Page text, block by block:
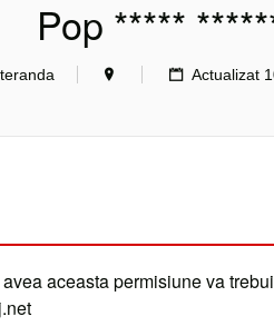
Pop *****
Actualizat
aceasta permisiune va